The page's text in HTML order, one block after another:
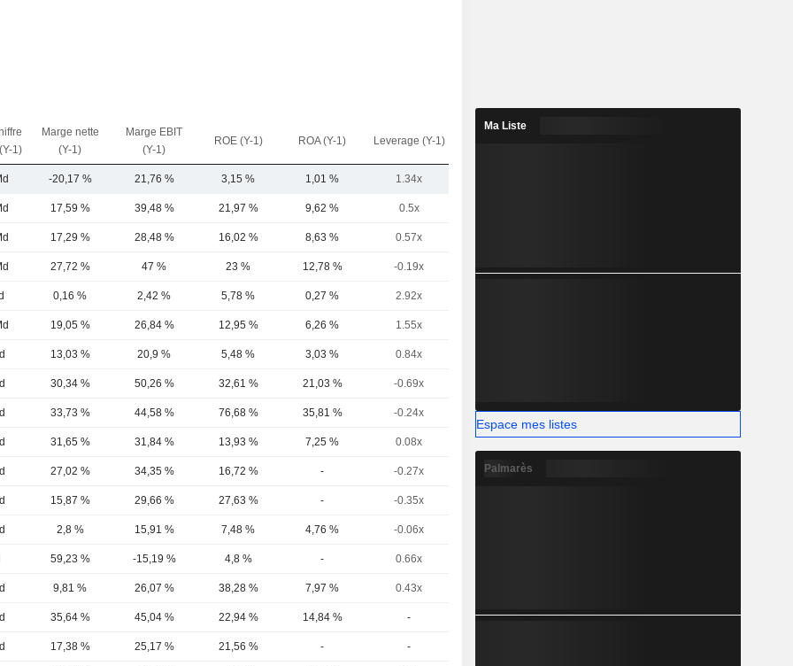
1)
Marge nette
(Y-1)
Marge EBIT
(Y-1)
ROE (Y-1) ROA (Y-1) Leverage (Y-1)
-20,17 % 21,76 % 3,15 % 1,01 % 1.34x
17,59 % 39,48 % 21,97 % 9,62 % 0.5x
17,29 % 28,48 % 16,02 % 8,63 % 0.57x
27,72 % 47 % 23 % 12,78 % -0.19x
0,16 % 2,42 % 5,78 % 0,27 % 2.92x
19,05 % 26,84 % 12,95 % 6,26 % 1.55x
13,03 % 20,9 % 5,48 % 3,03 % 0.84x
30,34 % 50,26 % 32,61 % 21,03 % -0.69x
33,73 % 44,58 % 76,68 % 35,81 % -0.24x
31,65 % 31,84 % 13,93 % 7,25 % 0.08x
27,02 % 34,35 % 16,72 % - -0.27x
15,87 % 29,66 % 27,63 % - -0.35x
2,8 % 15,91 % 7,48 % 4,76 % -0.06x
59,23 % -15,19 % 4,8 % - 0.66x
9,81 % 26,07 % 38,28 % 7,97 % 0.43x
35,64 % 45,04 % 22,94 % 14,84 % -
17,38 % 25,17 % 21,56 % - -
Ma Liste
Espace mes listes
Palmarès